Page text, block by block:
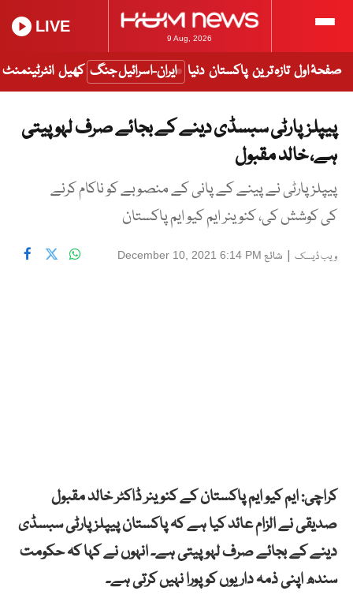
9 Aug, 2026
LIVE
صفحۂ اول تازہ ترین پاکستان دنیا ایران-اسرائیل جنگ کھیل انٹرٹینمنٹ
پیپلزپارٹی سبسڈی دینے کے بجائے صرف لہو پیتی
ہے، خالد مقبول
پیپلزپارٹی نے پینے کے پانی کے منصوبے کو ناکام کرنے
کی کوشش کی، کنوینر ایم کیو ایم پاکستان
ویب ڈیسک | شائع December 10, 2021 6:14 PM
کراچی: ایم کیو ایم پاکستان کے کنوینر ڈاکٹر خالد مقبول
صدیقی نے الزام عائد کیا ہے کہ پاکستان پیپلزپارٹی سبسڈی
دینے کے بجائے صرف لہو پیتی ہے۔ انہوں نے کہا کہ حکومت
سندھ اپنی ذمہ داریوں کو پورا نہیں کرتی ہے۔